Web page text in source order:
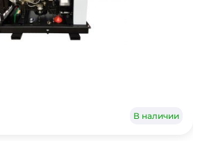
В наличии